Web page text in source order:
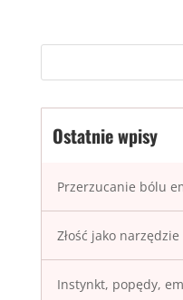
Ostatnie wpisy
Przerzucanie bólu
Złość jako
Instynkt, popędy,